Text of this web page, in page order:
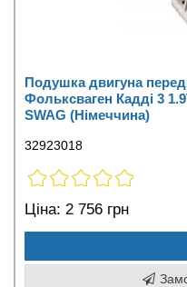
Подушка двигуна
Фольксваген Кадді 3
SWAG (Німеччина)
32923018
Ціна: 2 756 грн